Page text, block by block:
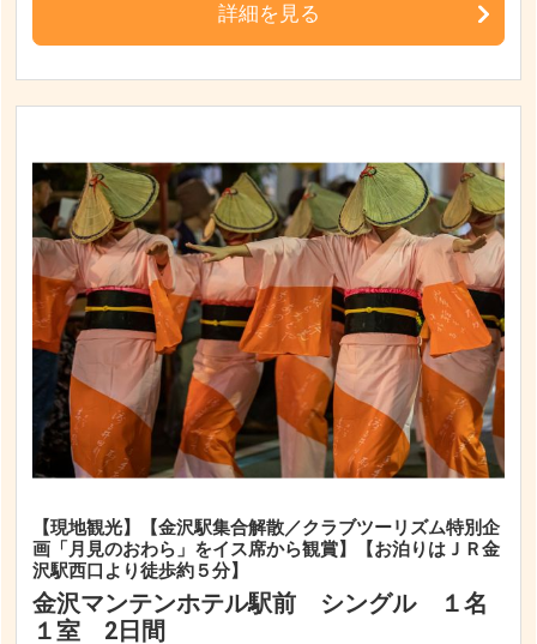
詳細を見る
【現地観光】【金沢駅集合解散／クラブツーリズム特別企
画「月見のおわら」をイス席から観賞】【お泊りはＪＲ金
沢駅西口より徒歩約５分】
金沢マンテンホテル駅前 シングル １名
１室 2日間